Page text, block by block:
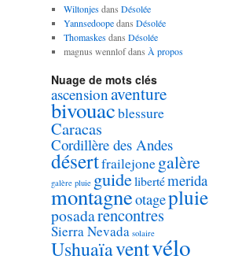
Wiltonjesdans Désolée
Yannsedoopedans Désolée
Thomaskesdans Désolée
magnus wennlofdans À propos
Nuage de mots clés
ascensionaventure
bivouacblessure
Caracas
Cordillère des Andes
désertfrailejonegalère
galère pluie guidelibertémerida
montagneotagepluie
posadarencontres
Sierra Nevada solaire
Ushuaïaventvélo